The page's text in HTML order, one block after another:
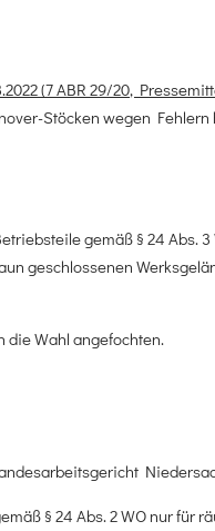
(7 ABR 29/20,
Stöcken wegen
gemäß § 24 Abs.
geschlossenen
die Wahl angefochten.
§ 24 Abs. 2 WO nur für